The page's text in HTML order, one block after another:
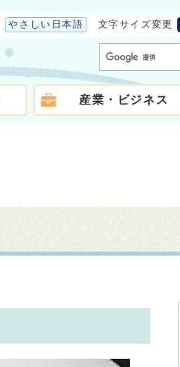
やさしい日本語 文字サイズ変更
産業・ビジネス